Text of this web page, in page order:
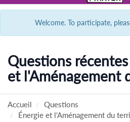
Welcome. To participate,
Questions
et l'Aménagement
Accueil
Questions
Énergie et l'Aménagement du